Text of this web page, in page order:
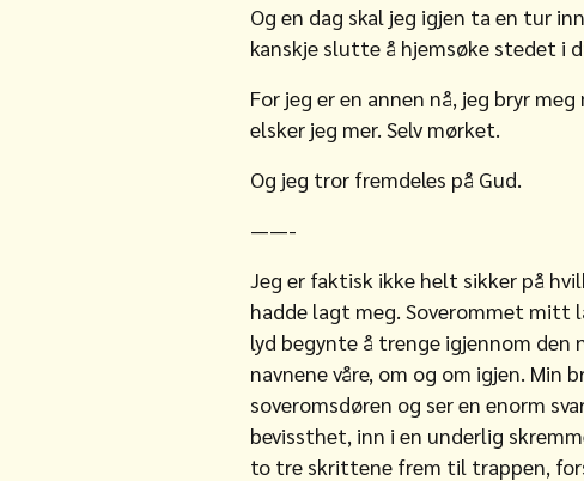
Og en dag skal jeg igjen ta en tur
kanskje slutte å hjemsøke stedet i
For jeg er en annen nå, jeg bryr
elsker jeg mer. Selv mørket.
Og jeg tror fremdeles på Gud.
——-
Jeg er faktisk ikke helt sikker på
hadde lagt meg. Soverommet mitt
lyd begynte å trenge igjennom den
navnene våre, om og om igjen.
soveromsdøren og ser en enorm
bevissthet, inn i en underlig
to tre skrittene frem til trappen,